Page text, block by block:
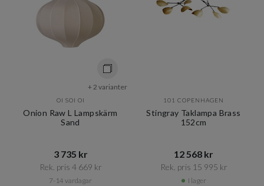
+ 2 varianter
OI SOI OI
Onion Raw L Lampskärm
Sand
3 735 kr​​
Rek. pris 4 669 kr​​
7-14 vardagar
101 COPENHAGEN
Stingray Taklampa Brass
152cm
12 568 kr​​
Rek. pris 15 995 kr​​
I lager